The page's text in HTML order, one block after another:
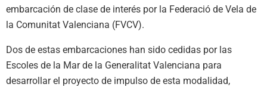
embarcación de clase de interés por la Federació de Vela de
la Comunitat Valenciana (FVCV).
Dos de estas embarcaciones han sido cedidas por las
Escoles de la Mar de la Generalitat Valenciana para
desarrollar el proyecto de impulso de esta modalidad,